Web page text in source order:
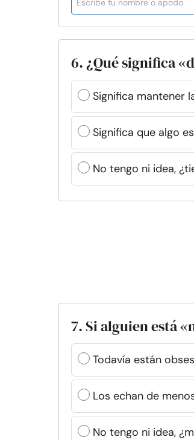
6. ¿Qué significa
Significa mantener
Significa que algo
No tengo ni idea,
7. Si alguien está
Todavía están
Los echan de
No tengo ni idea,